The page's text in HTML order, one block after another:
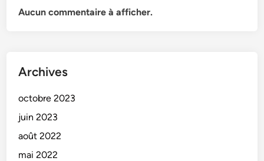
Aucun commentaire à afficher.
Archives
octobre 2023
juin 2023
août 2022
mai 2022